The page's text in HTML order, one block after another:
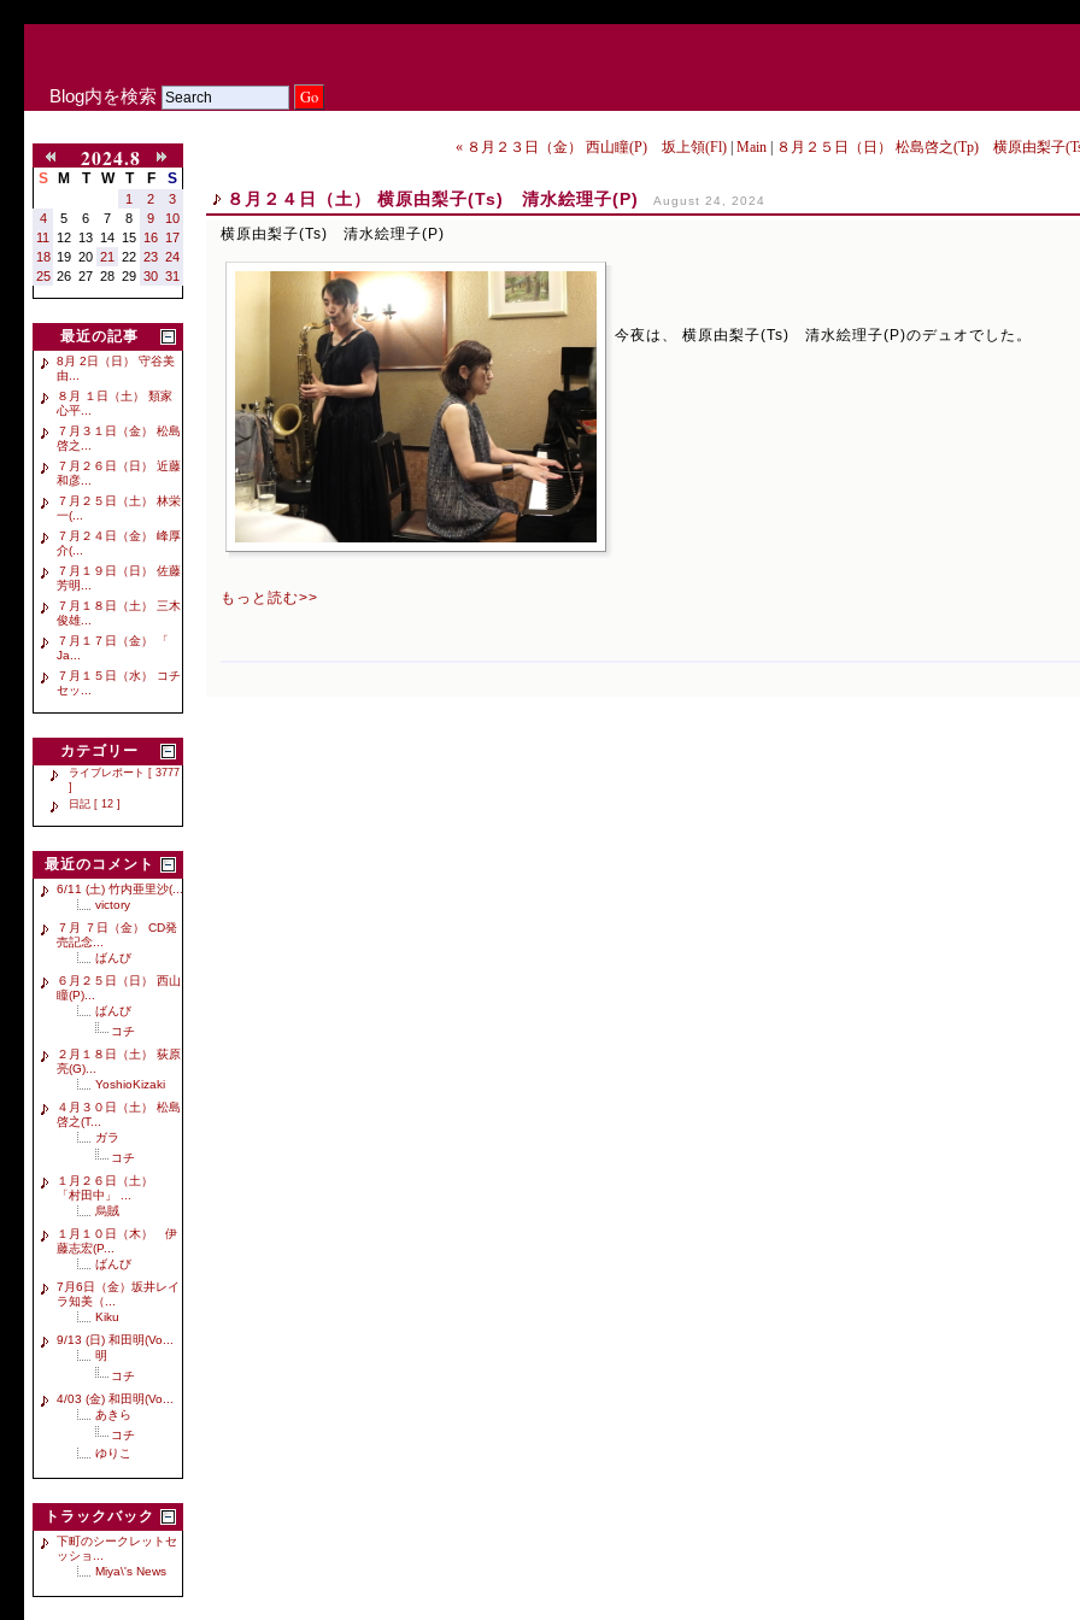
Blog内を検索
2024.8
S M T W T F S
1 2
3
4
5 6 7 8 9
10
11
12 13 14 15 16 17
18 19 20 21 22 23 24
25 26 27 28 29 30 31
最近の記事
8月 2日（日） 守谷美
由...
８月 １日（土） 類家
心平...
７月３１日（金） 松島
啓之...
７月２６日（日） 近藤
和彦...
７月２５日（土） 林栄
一(...
７月２４日（金） 峰厚
介(...
７月１９日（日） 佐藤
芳明...
７月１８日（土） 三木
俊雄...
７月１７日（金） 「
Ja...
７月１５日（水） コチ
セッ...
カテゴリー
ライブレポート [ 3777
]
日記 [ 12 ]
最近のコメント
6/11 (土) 竹内亜里沙(...
victory
７月 ７日（金） CD発
売記念...
ばんび
６月２５日（日） 西山
瞳(P)...
ばんび
コチ
２月１８日（土） 荻原
亮(G)...
YoshioKizaki
４月３０日（土） 松島
啓之(T...
ガラ
コチ
１月２６日（土）
「村田中」 ...
烏賊
１月１０日（木） 伊
藤志宏(P...
ばんび
7月6日（金）坂井レイ
ラ知美（...
Kiku
9/13 (日) 和田明(Vo...
明
コチ
4/03 (金) 和田明(Vo...
あきら
コチ
ゆりこ
トラックバック
下町のシークレットセ
ッショ...
Miya\'s News
« ８月２３日（金） 西山瞳(P) 坂上領(Fl) Main ８月２５日（日） 松島啓之(Tp) 横原由梨
８月２４日（土） 横原由梨子(Ts) 清水絵理子(P) August 24, 2024
横原由梨子(Ts) 清水絵理子(P)
今夜は、 横原由梨子(Ts) 清水絵理子(P)のデュオでした。
もっと読む>>